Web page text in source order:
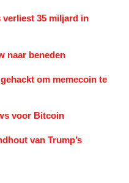
verliest 35 miljard in
naar beneden
om memecoin te
voor Bitcoin
van Trump’s